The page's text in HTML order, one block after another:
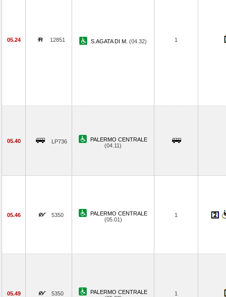
05.24 12851 S.AGATA DI M. (04.32) 1
05.40 LP736
PALERMO CENTRALE
(04.11)
05.46 5350
PALERMO CENTRALE
(05.01)
1
05.49 5350
PALERMO CENTRALE
1